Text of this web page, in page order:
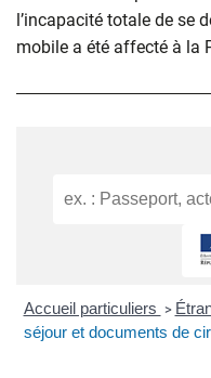
l’incapacité totale de se
mobile a été affecté à la
Accueil particuliers >
séjour et documents de